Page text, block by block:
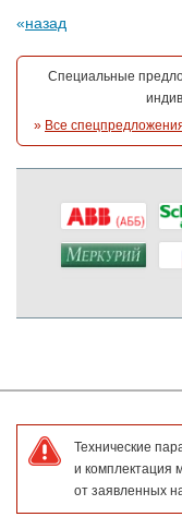
назад
Специальные
» Все
Технические
и комплектация
от заявленных